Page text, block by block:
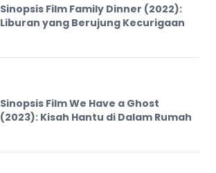
Sinopsis Film Family Dinner (2022):
Liburan yang Berujung Kecurigaan
Sinopsis Film We Have a Ghost
(2023): Kisah Hantu di Dalam Rumah